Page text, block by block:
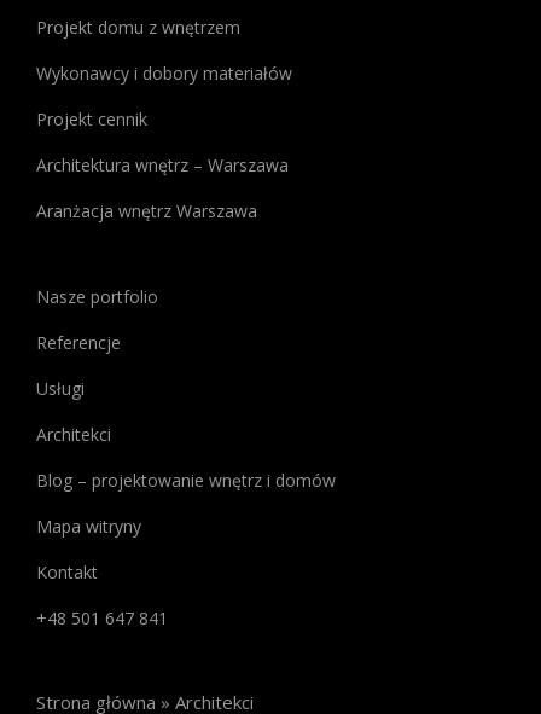
gry,
zwrócić
uwagę
Kasyno
Najlepsze
szeroką
informacji
na
najlepszych
online.
Jeśli
Cię
bonusy
znajdziesz
Projekt domu z wnętrzem
Wykonawcy i dobory materiałów
Projekt cennik
Architektura wnętrz – Warszawa
Aranżacja wnętrz Warszawa
Nasze portfolio
Referencje
Usługi
Architekci
Blog – projektowanie wnętrz i domów
Mapa witryny
Kontakt
+48 501 647 841
Strona główna » Architekci